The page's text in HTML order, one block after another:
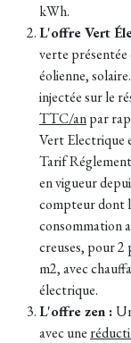
kWh.
L'offreVert
verte présentée
éolienne,
injectée sur le
TTC/anpar
Vert Electrique
Tarif
en vigueur
compteur dont
consommation
creuses, pour 2
m2, avec
électrique.
L'offre zen :
avec une